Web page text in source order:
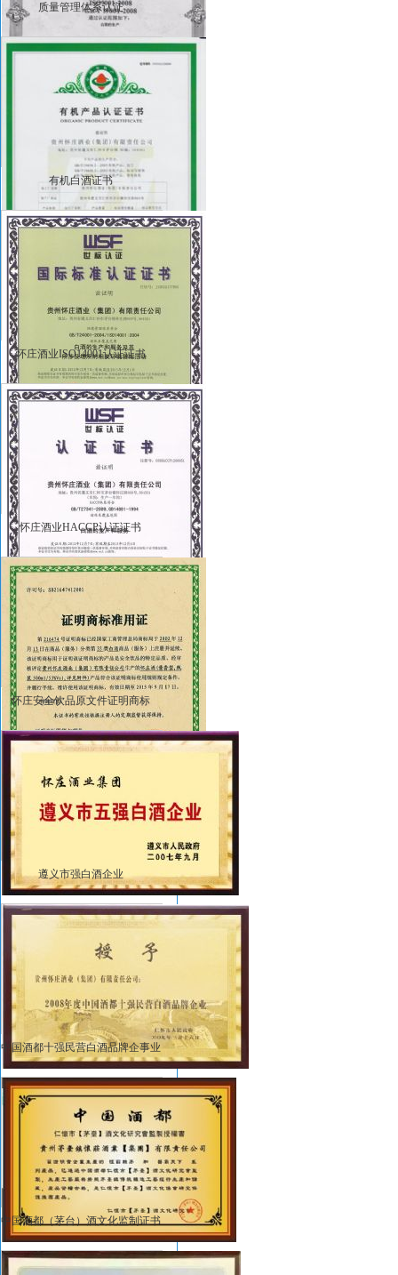
质量管理体系认证
有机白酒证书
怀庄酒业ISO14001认证证书
怀庄酒业HACCP认证证书
怀庄安全饮品原文件证明商标
遵义市强白酒企业
中国酒都十强民营白酒品牌企事业
中国酒都（茅台）酒文化监制证书